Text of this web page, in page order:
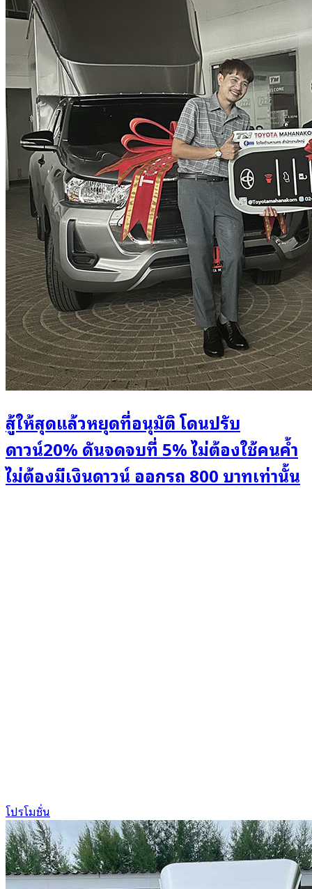
สู้ให้สุดแล้วหยุดที่อนุมัติ โดนปรับ
ดาวน์20% ดันจดจบที่ 5% ไม่ต้องใช้คนค้ำ
ไม่ต้องมีเงินดาวน์ ออกรถ 800 บาทเท่านั้น
โปรโมชั่น